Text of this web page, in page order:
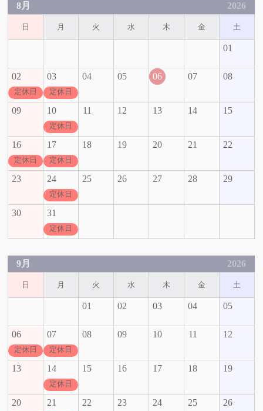
8月 2026
日 月 火 水 木 金 土
01
02
定休日
03
定休日
04 05 06 07 08
09 10
定休日
11 12 13 14 15
16
定休日
17
定休日
18 19 20 21 22
23 24
定休日
25 26 27 28 29
30 31
定休日
9月 2026
日 月 火 水 木 金 土
01 02 03 04 05
06
定休日
07
定休日
08 09 10 11 12
13 14
定休日
15 16 17 18 19
20 21 22 23 24 25 26